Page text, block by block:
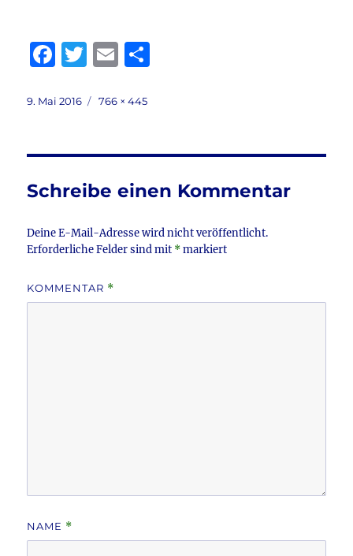
F
c
b
o
o
k
T
it
r
E
ai
Veröffentlicht
9. Mai 2016
Volle
766 × 445
Schreibe einen Kommentar
Deine E-Mail-Adresse wird nicht veröffentlicht.
Erforderliche Felder sind mit *markiert
KOMMENTAR *
NAME *